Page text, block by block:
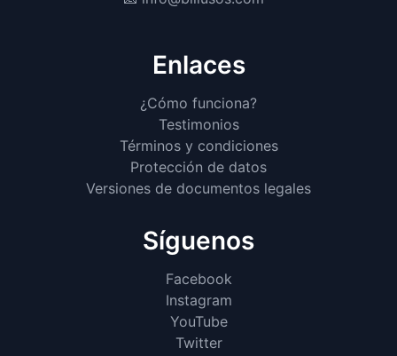
Enlaces
¿Cómo funciona?
Testimonios
Términos y condiciones
Protección de datos
Versiones de documentos legales
Síguenos
Facebook
Instagram
YouTube
Twitter